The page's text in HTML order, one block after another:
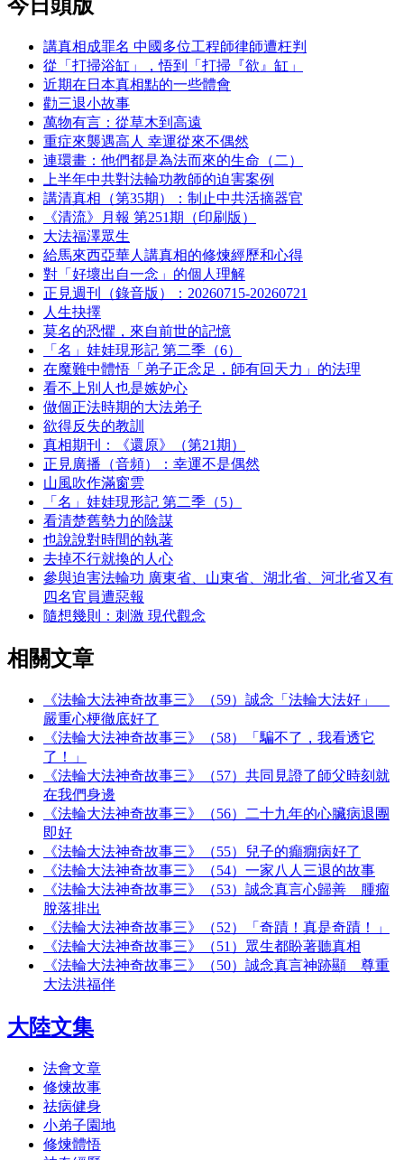
今日頭版
講真相成罪名 中國多位工程師律師遭枉判
從「打掃浴缸」，悟到「打掃『欲』缸」
近期在日本真相點的一些體會
勸三退小故事
萬物有言：從草木到高遠
重症來襲遇高人 幸運從來不偶然
連環畫：他們都是為法而來的生命（二）
上半年中共對法輪功教師的迫害案例
講清真相（第35期）：制止中共活摘器官
《清流》月報 第251期（印刷版）
大法福澤眾生
給馬來西亞華人講真相的修煉經歷和心得
對「好壞出自一念」的個人理解
正見週刊（錄音版）：20260715-20260721
人生抉擇
莫名的恐懼，來自前世的記憶
「名」娃娃現形記 第二季（6）
在魔難中體悟「弟子正念足，師有回天力」的法理
看不上別人也是嫉妒心
做個正法時期的大法弟子
欲得反失的教訓
真相期刊：《還原》（第21期）
正見廣播（音頻）：幸運不是偶然
山風吹作滿窗雲
「名」娃娃現形記 第二季（5）
看清楚舊勢力的陰謀
也說說對時間的執著
去掉不行就換的人心
參與迫害法輪功 廣東省、山東省、湖北省、河北省又有
四名官員遭惡報
隨想幾則：刺激 現代觀念
相關文章
《法輪大法神奇故事三》（59）誠念「法輪大法好」
嚴重心梗徹底好了
《法輪大法神奇故事三》（58）「騙不了，我看透它
了！」
《法輪大法神奇故事三》（57）共同見證了師父時刻就
在我們身邊
《法輪大法神奇故事三》（56）二十九年的心臟病退團
即好
《法輪大法神奇故事三》（55）兒子的癲癇病好了
《法輪大法神奇故事三》（54）一家八人三退的故事
《法輪大法神奇故事三》（53）誠念真言心歸善 腫瘤
脫落排出
《法輪大法神奇故事三》（52）「奇蹟！真是奇蹟！」
《法輪大法神奇故事三》（51）眾生都盼著聽真相
《法輪大法神奇故事三》（50）誠念真言神跡顯 尊重
大法洪福伴
大陸文集
法會文章
修煉故事
祛病健身
小弟子園地
修煉體悟